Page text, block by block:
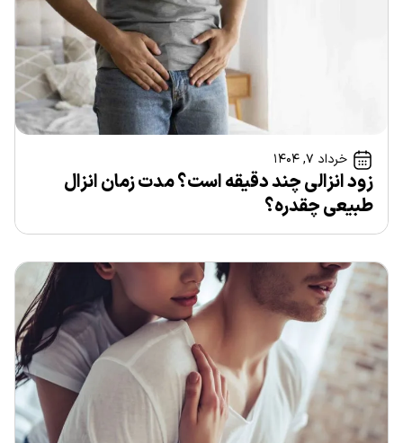
خرداد ۷, ۱۴۰۴
زود انزالی چند دقیقه است؟ مدت زمان انزال
طبیعی چقدره؟